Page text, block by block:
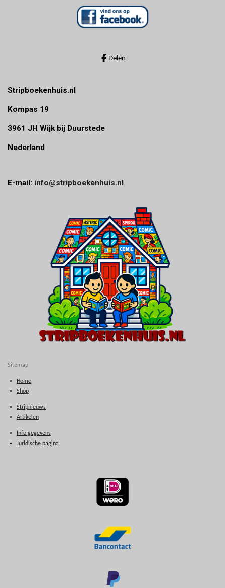
Delen
Stripboekenhuis.nl
Kompas 19
3961 JH Wijk bij Duurstede
Nederland
E-mail: info@stripboekenhuis.nl
Sitemap
Home
Shop
Stripnieuws
Artikelen
Info gegevens
Juridische pagina